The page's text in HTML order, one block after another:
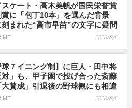
スケート・高木美帆が国民栄誉賞
に「包丁10本」を選んだ背景
刻まれた“高市早苗”の文字に疑問
2026/8/6
球７イニング制】に巨人・田中将
」も、甲子園で投げ合った斎藤
賛成」引退後の野球観にも相違
2026/8/6